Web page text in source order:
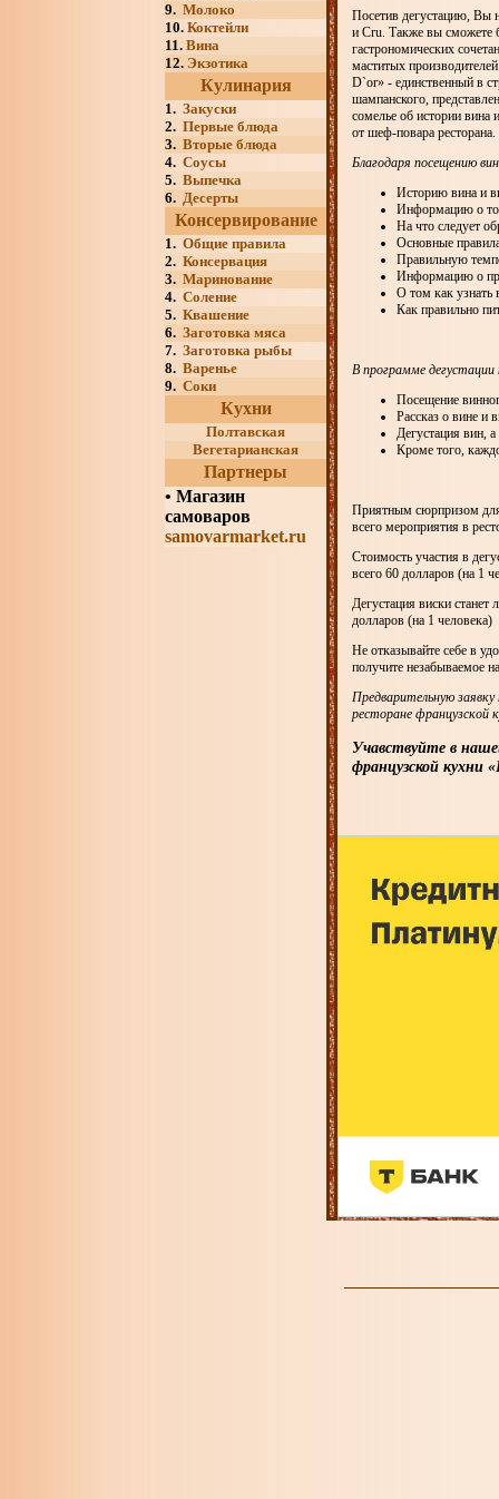
9. Молоко
10. Коктейли
11. Вина
12. Экзотика
Кулинария
1. Закуски
2. Первые блюда
3. Вторые блюда
4. Соусы
5. Выпечка
6. Десерты
Консервирование
1. Общие правила
2. Консервация
3. Маринование
4. Соление
5. Квашение
6. Заготовка мяса
7. Заготовка рыбы
8. Варенье
9. Соки
Кухни
Полтавская
Вегетарианская
Партнеры
• Магазин
самоваров
samovarmarket.ru
Посетив дегустацию, Вы
и Cru. Также вы сможете
гастрономических
маститых
D`or» - единственный в
шампанского,
сомелье об истории вина
от шеф-повара ресторана.
Благодаря посещению
Историю вина и
Информацию о
На что следует
Основные
Правильную
Информацию о
О том как узнать
Как правильно
В программе
Посещение
Рассказ о вине и
Дегустация вин,
Кроме того,
Приятным сюрпризом для
всего мероприятия в
Стоимость участия в
всего 60 долларов (на 1
Дегустация виски станет
долларов (на 1 человека)
Не отказывайте себе в
получите незабываемое
Предварительную
ресторане французской
Учавствуйте в
французской кухни